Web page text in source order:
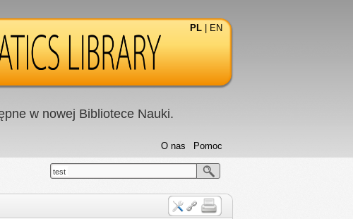
PL EN
w nowej Bibliotece Nauki.
Pomoc
O nas
test